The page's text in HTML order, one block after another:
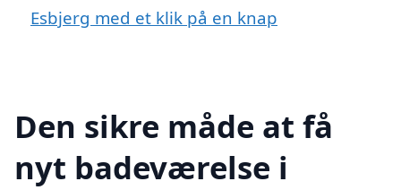
Esbjerg med et klik på en knap
Den sikre måde at få
nyt badeværelse i